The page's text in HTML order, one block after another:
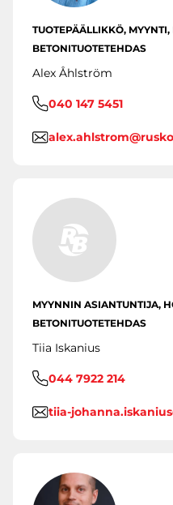
TUOTEPÄÄLLIKKÖ,
BETONITUOTETEHDAS
Alex Åhlström
040 147 5451
MYYNNIN ASIANTUNTIJA,
BETONITUOTETEHDAS
Tiia Iskanius
044 7922 214
tiia-